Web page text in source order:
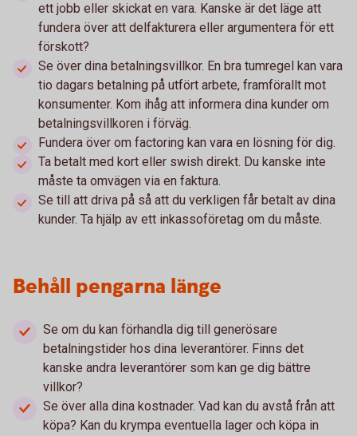
ett jobb eller skickat en vara. Kanske är det läge att
fundera över att delfakturera eller argumentera för ett
förskott?
Se över dina betalningsvillkor. En bra tumregel kan vara
tio dagars betalning på utfört arbete, framförallt mot
konsumenter. Kom ihåg att informera dina kunder om
betalningsvillkoren i förväg.
Fundera över om factoring kan vara en lösning för dig.
Ta betalt med kort eller swish direkt. Du kanske inte
måste ta omvägen via en faktura.
Se till att driva på så att du verkligen får betalt av dina
kunder. Ta hjälp av ett inkassoföretag om du måste.
Behåll pengarna länge
Se om du kan förhandla dig till generösare
betalningstider hos dina leverantörer. Finns det
kanske andra leverantörer som kan ge dig bättre
villkor?
Se över alla dina kostnader. Vad kan du avstå från att
köpa? Kan du krympa eventuella lager och köpa in